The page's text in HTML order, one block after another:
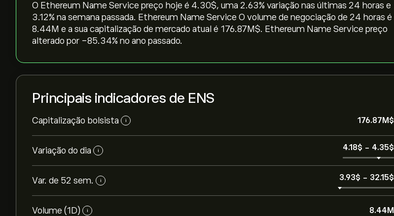
O Ethereum Name Service preço hoje é 4.30‎$‎, uma ‎2.63‎% variação nas últimas 24 horas e
‎3.12‎% na semana passada. Ethereum Name Service O volume de negociação de 24 horas é
8.44M e a sua capitalização de mercado atual é 176.87M‎$‎. Ethereum Name Service preço
alterado por ‎-85.34‎% no ano passado.
Principais indicadores de ENS
Capitalização bolsista i 176.87M‎$‎
Variação do dia i 4.18‎$‎ - 4.35‎$‎
Var. de 52 sem. i 3.93‎$‎ - 32.15‎$‎
Volume (1D) i 8.44M